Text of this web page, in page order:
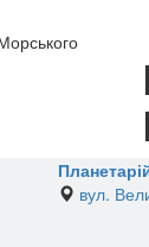
вул.